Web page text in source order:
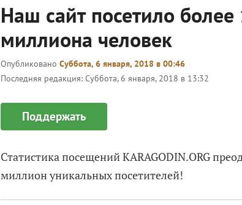
Наш сайт посетило более
миллиона человек
Опубликовано Суббота, 6 января, 2018 в 00:46
Последняя редакция: Суббота, 6 января, 2018 в 13:32
Поддержать
Статистика посещений KARAGODIN.ORG
миллион уникальных посетителей!